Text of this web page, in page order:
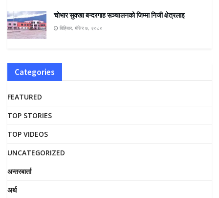
चोभार सुक्खा बन्दरगाह सञ्चालनको जिम्मा निजी क्षेत्रलाइ
बिहिबार, मंसिर ७, २०८०
Categories
FEATURED
TOP STORIES
TOP VIDEOS
UNCATEGORIZED
अन्तरबार्ता
अर्थ